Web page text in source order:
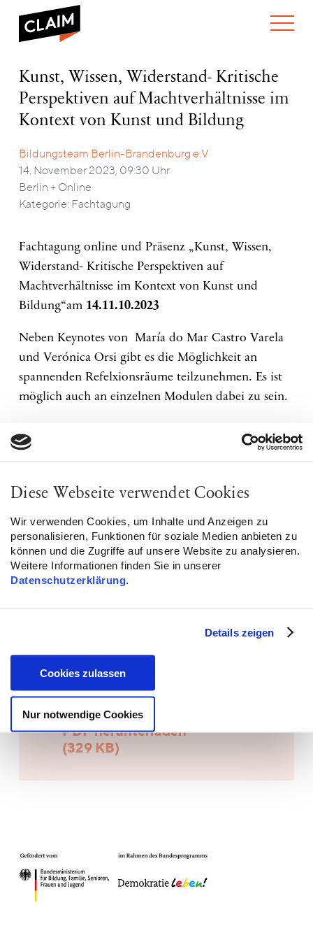
Diese Webseite verwendet Cookies
Wir verwenden Cookies, um Inhalte und Anzeigen zu
personalisieren, Funktionen für soziale Medien anbieten zu
können und die Zugriffe auf unsere Website zu analysieren.
Weitere Informationen finden Sie in unserer
Datenschutzerklärung.
Details zeigen
Cookies zulassen
Nur notwendige Cookies
WIE WIR ARBEITEN
ARBEITEN BEI CLAIM
WAS WIR TUN
AKTUELLES
VERANSTALTUNGEN
Kunst,
Widerstand-
Kritische
Machtverhältnisse
Kontext
Bildung
Kunst, Wissen, Widerstand- Kritische
Perspektiven auf Machtverhältnisse im
Kontext von Kunst und Bildung
Bildungsteam Berlin-Brandenburg e.V
14. November 2023, 09:30 Uhr
Berlin + Online
Kategorie: Fachtagung
Fachtagung online und Präsenz „Kunst, Wissen,
Widerstand- Kritische Perspektiven auf
Machtverhältnisse im Kontext von Kunst und
Bildung“am 14.11.10.2023
Neben Keynotes von María do Mar Castro Varela
und Verónica Orsi gibt es die Möglichkeit an
spannenden Refelxionsräume teilzunehmen. Es ist
möglich auch an einzelnen Modulen dabei zu sein.
Organisationen und Menschen, die in der
Schule und Hort gegen Diskriminierung,
Die Anmeldung ist über die Internetseite vom
Bildungswerk Berlin der Heinrich-Böll-Stiftung
unter folgendem Link möglich:
1109&kursname=Kunst+Wissen+Widerstand&katid
=0#inhalt
Flyer
PDF herunterladen
(329 KB)